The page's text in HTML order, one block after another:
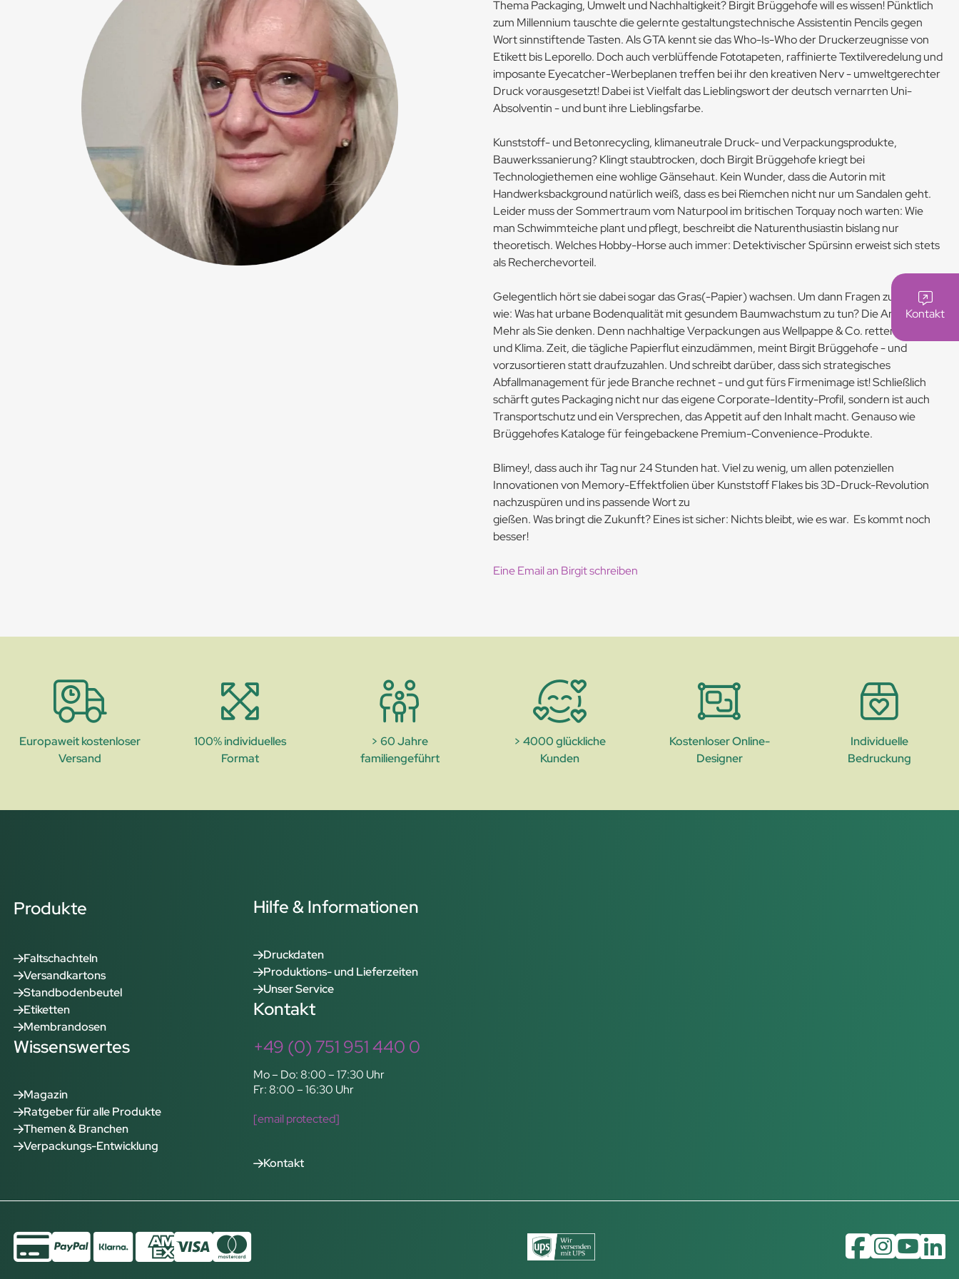
Kontakt
Thema Packaging, Umwelt und Nachhaltigkeit? Birgit Brüggehofe will es wissen! Pünktlich
zum Millennium tauschte die gelernte gestaltungstechnische Assistentin Pencils gegen
Wort sinnstiftende Tasten. Als GTA kennt sie das Who-Is-Who der Druckerzeugnisse von
Etikett bis Leporello. Doch auch verblüffende Fototapeten, raffinierte Textilveredelung und
imposante Eyecatcher-Werbeplanen treffen bei ihr den kreativen Nerv - umweltgerechter
Druck vorausgesetzt! Dabei ist Vielfalt das Lieblingswort der deutsch vernarrten Uni-
Absolventin - und bunt ihre Lieblingsfarbe.
Kunststoff- und Betonrecycling, klimaneutrale Druck- und Verpackungsprodukte,
Bauwerkssanierung? Klingt staubtrocken, doch Birgit Brüggehofe kriegt bei
Technologiethemen eine wohlige Gänsehaut. Kein Wunder, dass die Autorin mit
Handwerksbackground natürlich weiß, dass es bei Riemchen nicht nur um Sandalen geht.
Leider muss der Sommertraum vom Naturpool im britischen Torquay noch warten: Wie
man Schwimmteiche plant und pflegt, beschreibt die Naturenthusiastin bislang nur
theoretisch. Welches Hobby-Horse auch immer: Detektivischer Spürsinn erweist sich stets
als Recherchevorteil.
Gelegentlich hört sie dabei sogar das Gras(-Papier) wachsen. Um dann Fragen zu stellen
wie: Was hat urbane Bodenqualität mit gesundem Baumwachstum zu tun? Die Antwort:
Mehr als Sie denken. Denn nachhaltige Verpackungen aus Wellpappe & Co. retten Bäume
und Klima. Zeit, die tägliche Papierflut einzudämmen, meint Birgit Brüggehofe - und
vorzusortieren statt draufzuzahlen. Und schreibt darüber, dass sich strategisches
Abfallmanagement für jede Branche rechnet - und gut fürs Firmenimage ist! Schließlich
schärft gutes Packaging nicht nur das eigene Corporate-Identity-Profil, sondern ist auch
Transportschutz und ein Versprechen, das Appetit auf den Inhalt macht. Genauso wie
Brüggehofes Kataloge für feingebackene Premium-Convenience-Produkte.
Blimey!, dass auch ihr Tag nur 24 Stunden hat. Viel zu wenig, um allen potenziellen
Innovationen von Memory-Effektfolien über Kunststoff Flakes bis 3D-Druck-Revolution
nachzuspüren und ins passende Wort zu
gießen. Was bringt die Zukunft? Eines ist sicher: Nichts bleibt, wie es war. Es kommt noch
besser!
Eine Email an Birgit schreiben
Europaweit kostenloser
Versand
100% individuelles
Format
> 60 Jahre
familiengeführt
> 4000 glückliche
Kunden
Kostenloser Online-
Designer
Individuelle
Bedruckung
Produkte
Faltschachteln
Versandkartons
Standbodenbeutel
Etiketten
Membrandosen
Wissenswertes
Magazin
Ratgeber für alle Produkte
Themen & Branchen
Verpackungs-Entwicklung
Hilfe & Informationen
Druckdaten
Produktions- und Lieferzeiten
Unser Service
Kontakt
+49 (0) 751 951 440 0
Mo – Do: 8:00 – 17:30 Uhr
Fr: 8:00 – 16:30 Uhr
[email protected]
Kontakt